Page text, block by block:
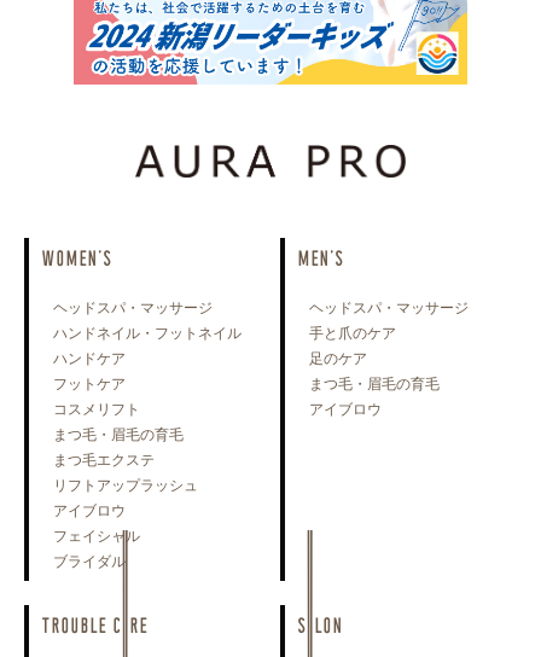
WOMEN'S
ヘッドスパ・マッサージ
ハンドネイル・フットネイル
ハンドケア
フットケア
コスメリフト
まつ毛・眉毛の育毛
まつ毛エクステ
リフトアップラッシュ
アイブロウ
フェイシャル
ブライダル
MEN'S
ヘッドスパ・マッサージ
手と爪のケア
足のケア
まつ毛・眉毛の育毛
アイブロウ
TROUBLE CARE SALON